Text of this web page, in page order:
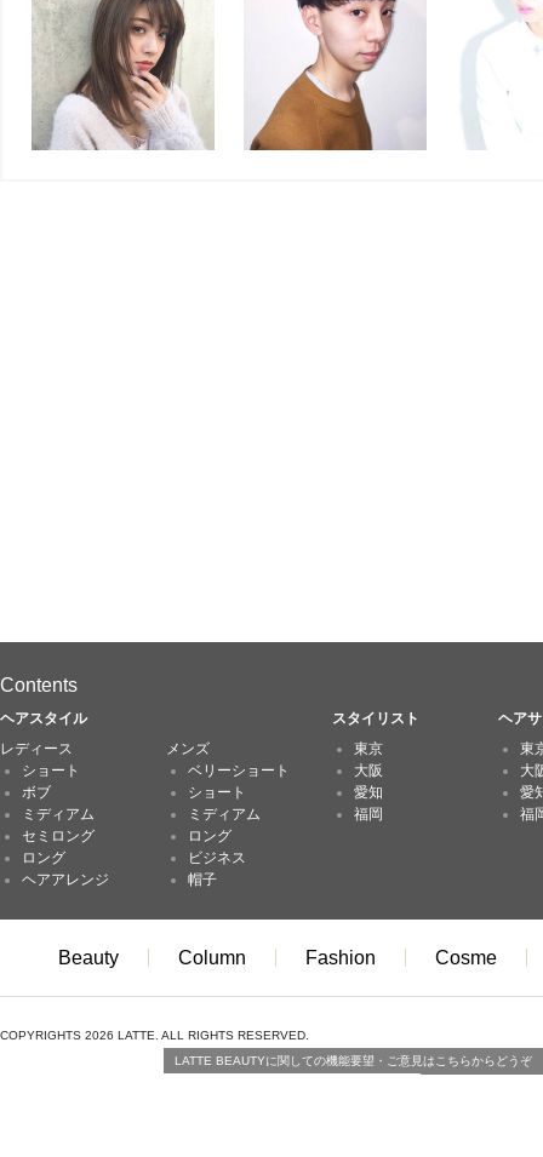
Contents
ヘアスタイル スタイリスト
ヘア
レディース
ショート
ボブ
ミディアム
セミロング
ロング
ヘアアレンジ
メンズ
ベリーショート
ショート
ミディアム
ロング
ビジネス
帽子
東京
大阪
愛知
福岡
東
大
愛
福
Beauty Column Fashion Cosme
COPYRIGHTS 2026 LATTE. ALL RIGHTS RESERVED.
LATTE BEAUTYに関しての機能要望・ご意見はこちらからどうぞ